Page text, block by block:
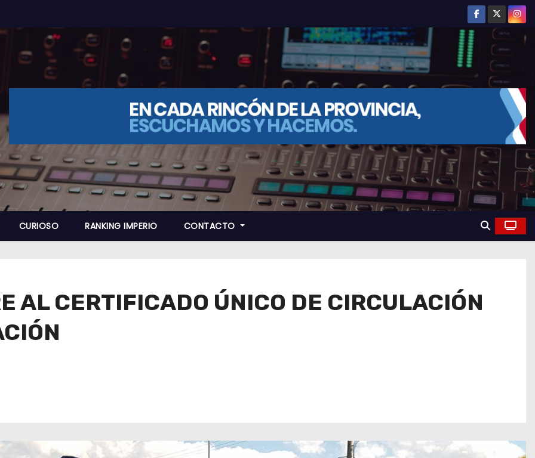
CURIOSO RANKING IMPERIO CONTACTO
AL CERTIFICADO ÚNICO DE CIRCULACIÓN